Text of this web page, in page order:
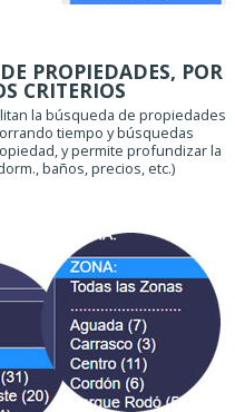
PROPIEDADES, POR
CRITERIOS
la búsqueda de propiedades
tiempo y búsquedas
y permite profundizar la
baños, precios, etc.)